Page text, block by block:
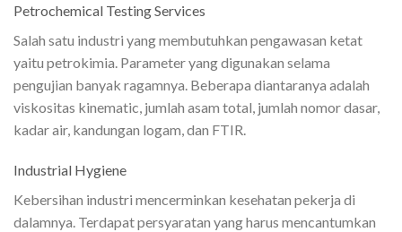
Petrochemical Testing Services
Salah satu industri yang membutuhkan pengawasan ketat
yaitu petrokimia. Parameter yang digunakan selama
pengujian banyak ragamnya. Beberapa diantaranya adalah
viskositas kinematic, jumlah asam total, jumlah nomor dasar,
kadar air, kandungan logam, dan FTIR.
Industrial Hygiene
Kebersihan industri mencerminkan kesehatan pekerja di
dalamnya. Terdapat persyaratan yang harus mencantumkan